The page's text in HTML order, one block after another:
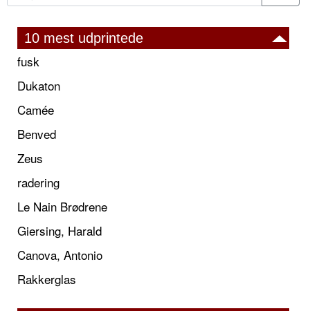
10 mest udprintede
fusk
Dukaton
Camée
Benved
Zeus
radering
Le Nain Brødrene
Giersing, Harald
Canova, Antonio
Rakkerglas